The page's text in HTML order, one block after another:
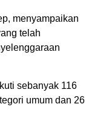
menyampaikan
telah
sebanyak 116
umum dan 26